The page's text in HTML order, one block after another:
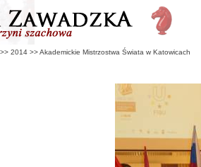
>> 2014 >>Akademickie Mistrzostwa Świata w Katowicach